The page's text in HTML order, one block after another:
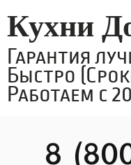
Кухни
Гарантия
Быстро
Работаем с
8